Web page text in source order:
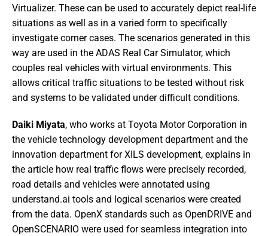
Virtualizer. These can be used to accurately depict real-life
situations as well as in a varied form to specifically
investigate corner cases. The scenarios generated in this
way are used in the ADAS Real Car Simulator, which
couples real vehicles with virtual environments. This
allows critical traffic situations to be tested without risk
and systems to be validated under difficult conditions.
Daiki Miyata, who works at Toyota Motor Corporation in
the vehicle technology development department and the
innovation department for XILS development, explains in
the article how real traffic flows were precisely recorded,
road details and vehicles were annotated using
understand.ai tools and logical scenarios were created
from the data. OpenX standards such as OpenDRIVE and
OpenSCENARIO were used for seamless integration into